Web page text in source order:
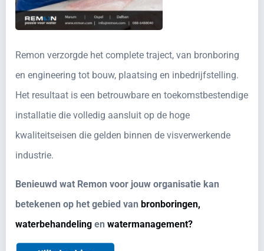
Remon verzorgde het complete traject, van bronboring
en engineering tot bouw, plaatsing en inbedrijfstelling.
Het resultaat is een betrouwbare en toekomstbestendige
installatie die volledig aansluit op de hoge
kwaliteitseisen die gelden binnen de visverwerkende
industrie.
Benieuwd wat Remon voor jouw organisatie kan
betekenen op het gebied van bronboringen,
waterbehandeling en watermanagement?